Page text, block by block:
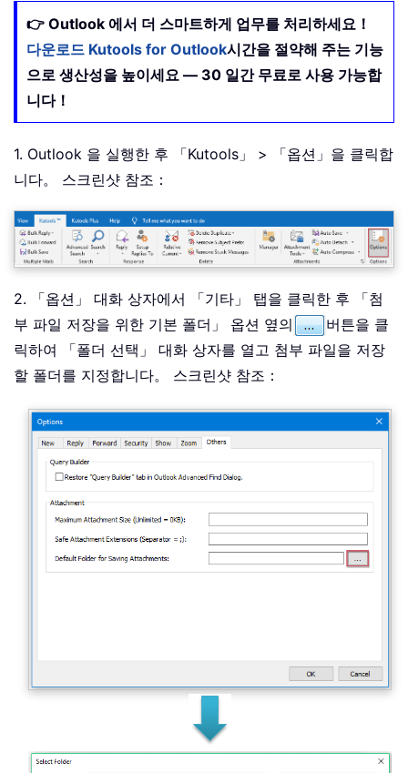
👉 Outlook 에서 더 스마트하게 업무를 처리하세요！
다운로드 Kutools for Outlook시간을 절약해 주는 기능
으로 생산성을 높이세요 — 30 일간 무료로 사용 가능합
니다！
1. Outlook 을 실행한 후 「Kutools」 > 「옵션」을 클릭합
니다。 스크린샷 참조：
2. 「옵션」 대화 상자에서 「기타」 탭을 클릭한 후 「첨
부 파일 저장을 위한 기본 폴더」 옵션 옆의
버튼을 클
릭하여 「폴더 선택」 대화 상자를 열고 첨부 파일을 저장
할 폴더를 지정합니다。 스크린샷 참조：